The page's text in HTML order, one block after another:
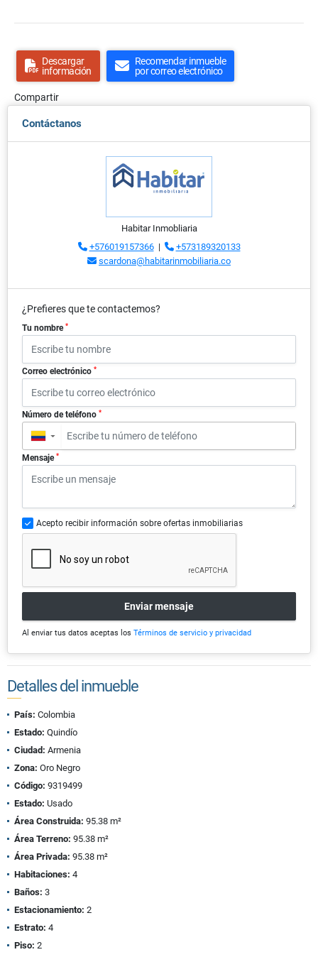
Descargar
información
Recomendar inmueble
por correo electrónico
Compartir
Contáctanos
Habitar Inmobliaria
+576019157366|
+573189320133
scardona@habitarinmobiliaria.co
¿Prefieres que te contactemos?
Tu nombre *
Correo electrónico *
Número de teléfono *
▼
Mensaje *
Acepto recibir información sobre ofertas inmobiliarias
Enviar mensaje
Al enviar tus datos aceptas los Términos de servicio y privacidad
Detalles del inmueble
País: Colombia
Estado: Quindío
Ciudad: Armenia
Zona: Oro Negro
Código: 9319499
Estado: Usado
Área Construida: 95.38 m²
Área Terreno: 95.38 m²
Área Privada: 95.38 m²
Habitaciones: 4
Baños: 3
Estacionamiento: 2
Estrato: 4
Piso: 2